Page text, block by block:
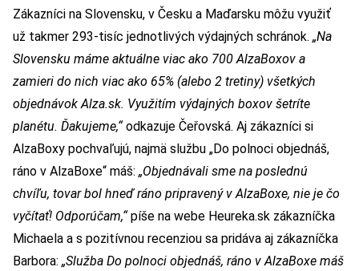
Zákazníci na Slovensku, v Česku a Maďarsku môžu využiť
už takmer 293-tisíc jednotlivých výdajných schránok. „Na
Slovensku máme aktuálne viac ako 700 AlzaBoxov a
zamieri do nich viac ako 65% (alebo 2 tretiny) všetkých
objednávok Alza.sk. Využitím výdajných boxov šetríte
planétu. Ďakujeme,“ odkazuje Čeřovská. Aj zákazníci si
AlzaBoxy pochvaľujú, najmä službu „Do polnoci objednáš,
ráno v AlzaBoxe“ máš: „Objednávali sme na poslednú
chvíľu, tovar bol hneď ráno pripravený v AlzaBoxe, nie je čo
vyčítať! Odporúčam,“ píše na webe Heureka.sk zákazníčka
Michaela a s pozitívnou recenziou sa pridáva aj zákazníčka
Barbora: „Služba Do polnoci objednáš, ráno v AlzaBoxe máš